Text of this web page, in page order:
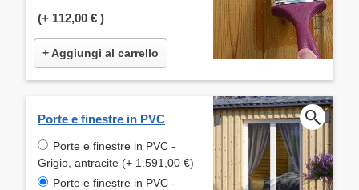
(+ 112,00 € )
+ Aggiungi al carrello
Porte e finestre in PVC
Porte e finestre in PVC -
Grigio, antracite (+ 1.591,00 €)
Porte e finestre in PVC -